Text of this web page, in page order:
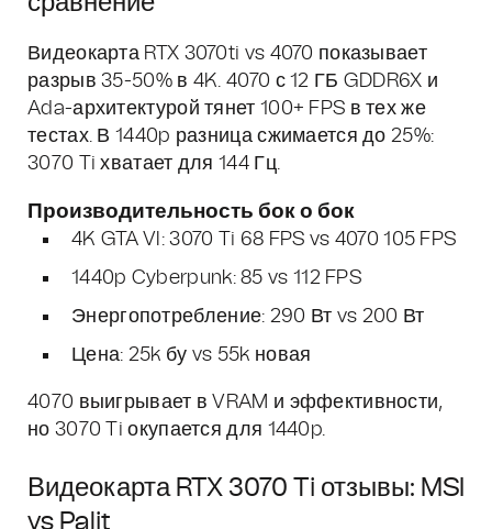
Видеокарта RTX 3070ti vs 4070 показывает
разрыв 35-50% в 4K. 4070 с 12 ГБ GDDR6X и
Ada-архитектурой тянет 100+ FPS в тех же
тестах. В 1440p разница сжимается до 25%:
3070 Ti хватает для 144 Гц.
Производительность бок о бок
4K GTA VI: 3070 Ti 68 FPS vs 4070 105 FPS
1440p Cyberpunk: 85 vs 112 FPS
Энергопотребление: 290 Вт vs 200 Вт
Цена: 25k бу vs 55k новая
4070 выигрывает в VRAM и эффективности,
но 3070 Ti окупается для 1440p.
Видеокарта RTX 3070 Ti отзывы: MSI
vs Palit